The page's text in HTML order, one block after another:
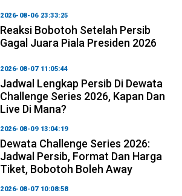
2026-08-06 23:33:25
Reaksi Bobotoh Setelah Persib
Gagal Juara Piala Presiden 2026
2026-08-07 11:05:44
Jadwal Lengkap Persib Di Dewata
Challenge Series 2026, Kapan Dan
Live Di Mana?
2026-08-09 13:04:19
Dewata Challenge Series 2026:
Jadwal Persib, Format Dan Harga
Tiket, Bobotoh Boleh Away
2026-08-07 10:08:58